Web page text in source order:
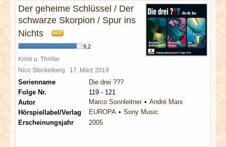
SPECIALS
REDAKTION
LINKS
ARCHIV
Der geheime Schlüssel / Der
schwarze Skorpion / Spur ins
Nichts
HOT
9,2
Krimi u. Thriller
Nico Steckelberg 17. März 2019
Serienname
Die drei ???
Folge Nr.
119 - 121
Autor
Marco Sonnleitner
André Marx
Hörspiellabel/Verlag
EUROPA
Sony Music
Erscheinungsjahr
2005